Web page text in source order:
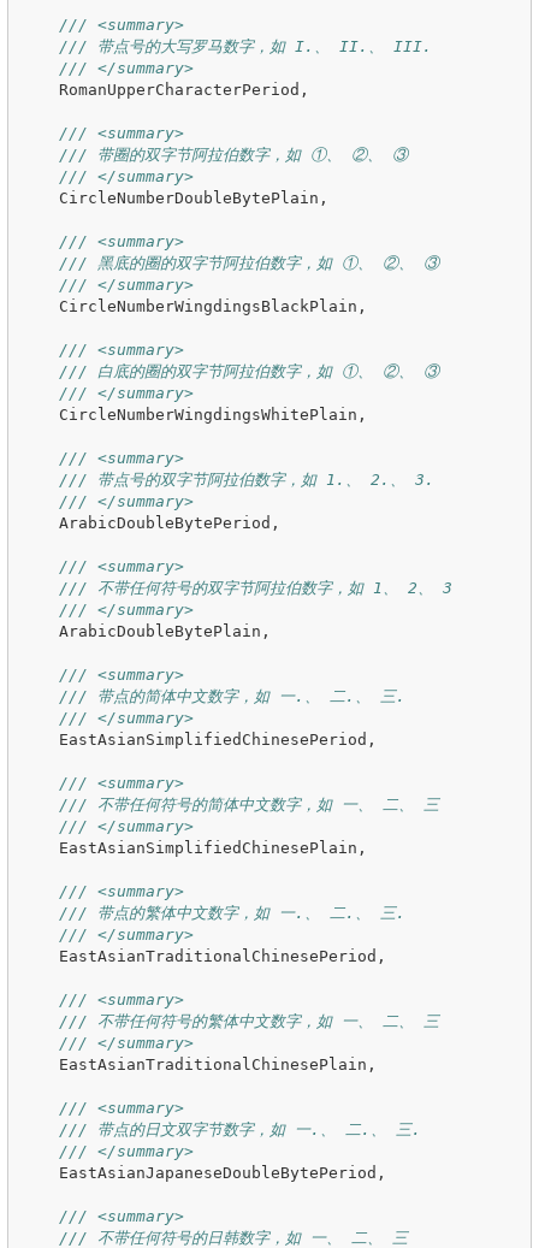
/// <summary>
/// 带点号的大写罗马数字，如 I.、 II.、 III.
/// </summary>
RomanUpperCharacterPeriod ,
/// <summary>
/// 带圈的双字节阿拉伯数字，如 ①、 ②、 ③
/// </summary>
CircleNumberDoubleBytePlain ,
/// <summary>
/// 黑底的圈的双字节阿拉伯数字，如 ①、 ②、 ③
/// </summary>
CircleNumberWingdingsBlackPlain ,
/// <summary>
/// 白底的圈的双字节阿拉伯数字，如 ①、 ②、 ③
/// </summary>
CircleNumberWingdingsWhitePlain ,
/// <summary>
/// 带点号的双字节阿拉伯数字，如 1.、 2.、 3.
/// </summary>
ArabicDoubleBytePeriod ,
/// <summary>
/// 不带任何符号的双字节阿拉伯数字，如 1、 2、 3
/// </summary>
ArabicDoubleBytePlain ,
/// <summary>
/// 带点的简体中文数字，如 一.、 二.、 三.
/// </summary>
EastAsianSimplifiedChinesePeriod ,
/// <summary>
/// 不带任何符号的简体中文数字，如 一、 二、 三
/// </summary>
EastAsianSimplifiedChinesePlain ,
/// <summary>
/// 带点的繁体中文数字，如 一.、 二.、 三.
/// </summary>
EastAsianTraditionalChinesePeriod ,
/// <summary>
/// 不带任何符号的繁体中文数字，如 一、 二、 三
/// </summary>
EastAsianTraditionalChinesePlain ,
/// <summary>
/// 带点的日文双字节数字，如 一.、 二.、 三.
/// </summary>
EastAsianJapaneseDoubleBytePeriod ,
/// <summary>
/// 不带任何符号的日韩数字，如 一、 二、 三